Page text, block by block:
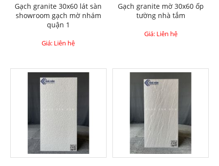
Gạch granite 30x60 lát sàn
showroom gạch mờ nhám
quận 1
Giá: Liên hệ
Gạch granite mờ 30x60 ốp
tường nhà tắm
Giá: Liên hệ